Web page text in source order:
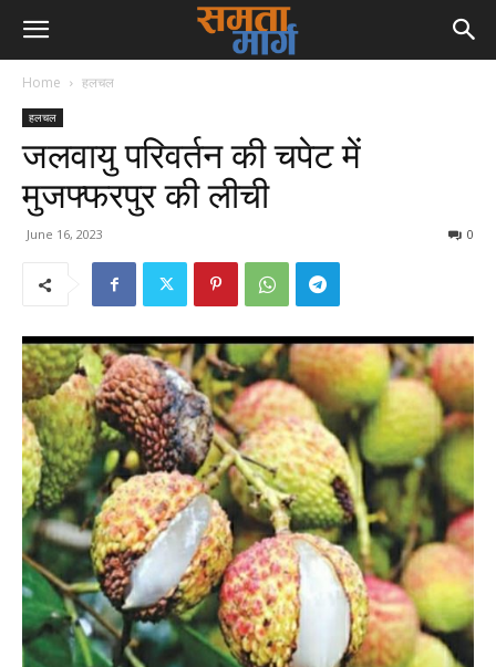
Home हलचल
हलचल
जलवायु परिवर्तन की चपेट में
मुजफ्फरपुर की लीची
June 16, 2023 0